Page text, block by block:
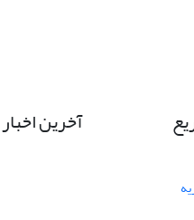
آخرین اخبار